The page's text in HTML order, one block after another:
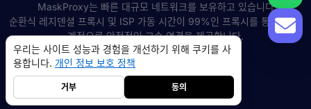
MaskProxy는 빠른 대규모 네트워크를 보유하고 있습니다
순환식 레지덴셜 프록시 및 ISP 가동 시간이 99%인 프록시를 통해 전 세
계적으로 안정적인 고속 연결을 제공합니다.
©2026AIWAY LIMITED. 모든 권리 보유.
서비스 약관개인 정보 보호 정책환불 정책쿠키 정책
우리는 사이트 성능과 경험을 개선하기 위해 쿠키를 사
용합니다. 개인 정보 보호 정책
거부 동의